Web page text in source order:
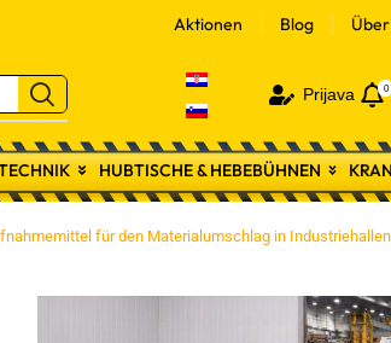
Aktionen Blog
Prijava 0
HUBTISCHE & HEBEBÜHNEN
für den Materialumschlag in Industriehallen